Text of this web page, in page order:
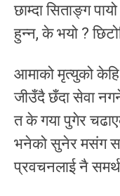
छाम्दा सिताङ्ग
हुन्न, के भयो ?
आमाको मृत्युको केहि
जीउँदै छँदा सेवा
त के गया पुगेर
भनेको सुनेर मसंग
प्रवचनलाई नै